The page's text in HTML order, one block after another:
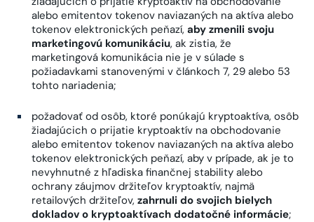
alebo emitentov tokenov naviazaných na aktíva alebo
tokenov elektronických peňazí, aby zmenili svoju
marketingovú komunikáciu, ak zistia, že
marketingová komunikácia nie je v súlade s
požiadavkami stanovenými v článkoch 7, 29 alebo 53
tohto nariadenia;
požadovať od osôb, ktoré ponúkajú kryptoaktíva, osôb
žiadajúcich o prijatie kryptoaktív na obchodovanie
alebo emitentov tokenov naviazaných na aktíva alebo
tokenov elektronických peňazí, aby v prípade, ak je to
nevyhnutné z hľadiska finančnej stability alebo
ochrany záujmov držiteľov kryptoaktív, najmä
retailových držiteľov, zahrnuli do svojich bielych
dokladov o kryptoaktívach dodatočné informácie;